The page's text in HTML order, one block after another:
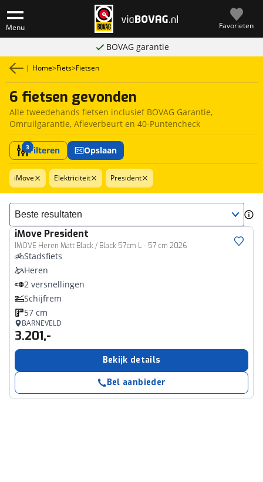
Menu Favorieten
BOVAG garantie
| Home>Fiets>Fietsen
6 fietsen gevonden
Alle tweedehands fietsen inclusief BOVAG Garantie,
Omruilgarantie, Afleverbeurt en 40-Puntencheck
3Filteren Opslaan
iMove Elektriciteit President
Sorteer resultaten
iMove President
IMOVE Heren Matt Black / Black 57cm L - 57 cm 2026
Stadsfiets
Heren
2 versnellingen
Schijfrem
57 cm
BARNEVELD
3.201,-
Bekijk details
Bel aanbieder